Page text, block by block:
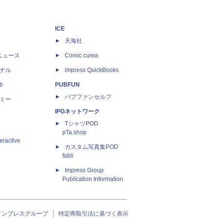
ュース
ル
ー
ICE
天海社
Comic curea
impress QuickBooks
PUBFUN
パブファンセルフ
IPGネットワーク
TシャツPOD
pTa.shop
カスタム写真集POD
fabli
Impress Group
Publication Information
ンプレスグループ 特定商取引法に基づく表示